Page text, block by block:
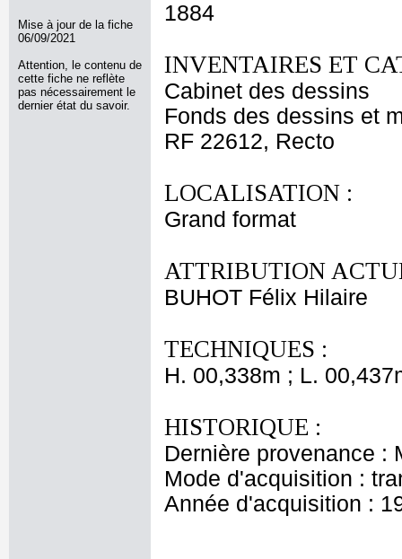
Mise à jour de la fiche
06/09/2021
Attention, le contenu de
cette fiche ne reflète
pas nécessairement le
dernier état du savoir.
1884
INVENTAIRES ET
Cabinet des dessins
Fonds des dessins et
RF 22612, Recto
LOCALISATION :
Grand format
ATTRIBUTION
BUHOT Félix Hilaire
TECHNIQUES :
H. 00,338m ; L.
HISTORIQUE :
Dernière provenance :
Mode d'acquisition :
Année d'acquisition :